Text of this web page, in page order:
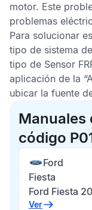
motor. Este
problemas
Para solucionar
tipo de sistema
tipo de Sensor
aplicación de la
ubicar la fuente
Manuales
código
Ford
Fiesta
Ford Fiesta
Ver